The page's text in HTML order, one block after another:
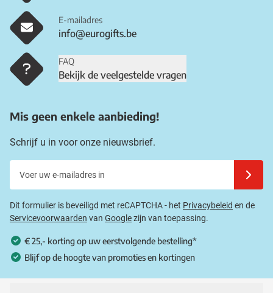
E-mailadres
info@eurogifts.be
FAQ
Bekijk de veelgestelde vragen
Mis geen enkele aanbieding!
Schrijf u in voor onze nieuwsbrief.
Dit formulier is beveiligd met reCAPTCHA - het Privacybeleid en de
Servicevoorwaarden van Googlezijn van toepassing.
€ 25,- korting op uw eerstvolgende bestelling*
Blijf op de hoogte van promoties en kortingen